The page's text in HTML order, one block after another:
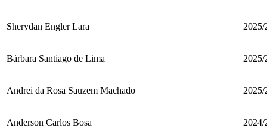
Sherydan Engler Lara 2025/
Bárbara Santiago de Lima 2025/
Andrei da Rosa Sauzem Machado 2025/
Anderson Carlos Bosa 2024/